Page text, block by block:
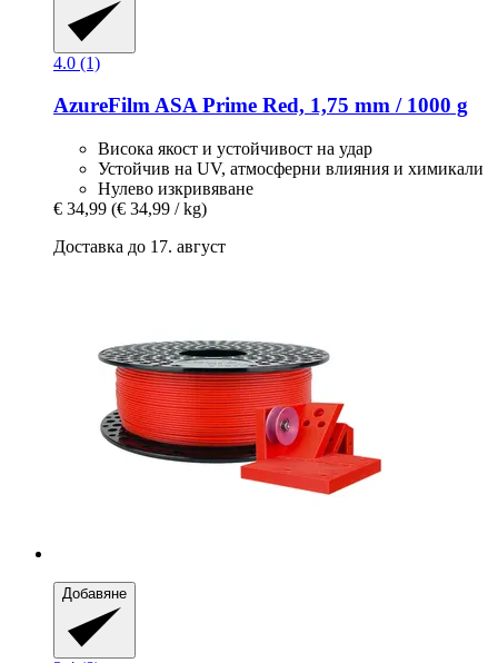
4.0 (1)
AzureFilmASA Prime Red, 1,75 mm / 1000 g
Висока якост и устойчивост на удар
Устойчив на UV, атмосферни влияния и химикали
Нулево изкривяване
€ 34,99 (€ 34,99 / kg)
Доставка до 17. август
Добавяне